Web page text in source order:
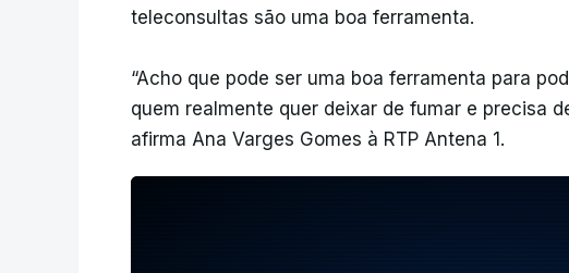
teleconsultas são uma boa ferramenta.
“Acho que pode ser uma boa ferramenta para
quem realmente quer deixar de fumar e precisa
afirma Ana Varges Gomes à RTP Antena 1.